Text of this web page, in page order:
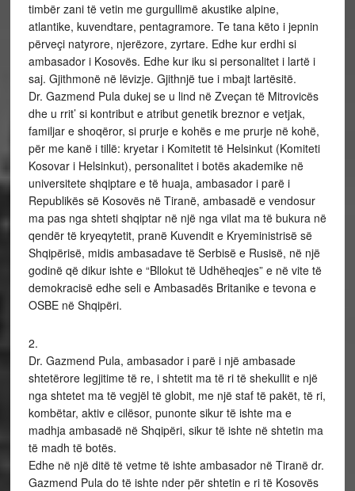
timbër zani të vetin me gurgullimë akustike alpine,
atlantike, kuvendtare, pentagramore. Te tana këto i jepnin
përveçi natyrore, njerëzore, zyrtare. Edhe kur erdhi si
ambasador i Kosovës. Edhe kur iku si personalitet i lartë i
saj. Gjithmonë në lëvizje. Gjithnjë tue i mbajt lartësitë.
Dr. Gazmend Pula dukej se u lind në Zveçan të Mitrovicës
dhe u rrit’ si kontribut e atribut genetik breznor e vetjak,
familjar e shoqëror, si prurje e kohës e me prurje në kohë,
për me kanë i tillë: kryetar i Komitetit të Helsinkut (Komiteti
Kosovar i Helsinkut), personalitet i botës akademike në
universitete shqiptare e të huaja, ambasador i parë i
Republikës së Kosovës në Tiranë, ambasadë e vendosur
ma pas nga shteti shqiptar në një nga vilat ma të bukura në
qendër të kryeqytetit, pranë Kuvendit e Kryeministrisë së
Shqipërisë, midis ambasadave të Serbisë e Rusisë, në një
godinë që dikur ishte e “Bllokut të Udhëheqjes” e në vite të
demokracisë edhe seli e Ambasadës Britanike e tevona e
OSBE në Shqipëri.
2.
Dr. Gazmend Pula, ambasador i parë i një ambasade
shtetërore legjitime të re, i shtetit ma të ri të shekullit e një
nga shtetet ma të vegjël të globit, me një staf të pakët, të ri,
kombëtar, aktiv e cilësor, punonte sikur të ishte ma e
madhja ambasadë në Shqipëri, sikur të ishte në shtetin ma
të madh të botës.
Edhe në një ditë të vetme të ishte ambasador në Tiranë dr.
Gazmend Pula do të ishte nder për shtetin e ri të Kosovës